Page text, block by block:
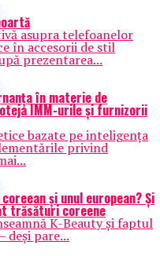
asupra telefoanelor
în accesorii de stil
prezentarea...
în materie de
IMM-urile și furnizorii
bazate pe inteligența
privind
și unul european? Și
trăsături coreene
K-Beauty și faptul
deși pare...